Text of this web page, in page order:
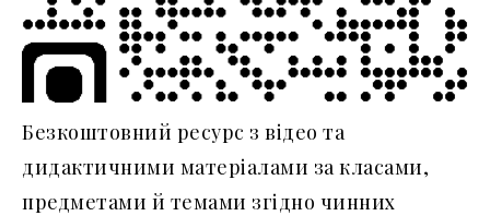
Безкоштовний ресурс з відео та
дидактичними матеріалами за класами,
предметами й темами згідно чинних